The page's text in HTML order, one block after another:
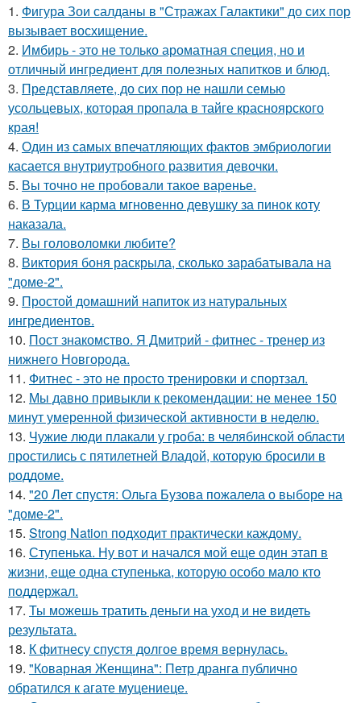
1. Фигура Зои салданы в "Стражах Галактики" до сих пор
вызывает восхищение.
2. Имбирь - это не только ароматная специя, но и
отличный ингредиент для полезных напитков и блюд.
3. Представляете, до сих пор не нашли семью
усольцевых, которая пропала в тайге красноярского
края!
4. Один из самых впечатляющих фактов эмбриологии
касается внутриутробного развития девочки.
5. Вы точно не пробовали такое варенье.
6. В Турции карма мгновенно девушку за пинок коту
наказала.
7. Вы головоломки любите?
8. Виктория боня раскрыла, сколько зарабатывала на
"доме-2".
9. Простой домашний напиток из натуральных
ингредиентов.
10. Пост знакомство. Я Дмитрий - фитнес - тренер из
нижнего Новгорода.
11. Фитнес - это не просто тренировки и спортзал.
12. Мы давно привыкли к рекомендации: не менее 150
минут умеренной физической активности в неделю.
13. Чужие люди плакали у гроба: в челябинской области
простились с пятилетней Владой, которую бросили в
роддоме.
14. "20 Лет спустя: Ольга Бузова пожалела о выборе на
"доме-2".
15. Strong Nation подходит практически каждому.
16. Ступенька. Ну вот и начался мой еще один этап в
жизни, еще одна ступенька, которую особо мало кто
поддержал.
17. Ты можешь тратить деньги на уход и не видеть
результата.
18. К фитнесу спустя долгое время вернулась.
19. "Коварная Женщина": Петр дранга публично
обратился к агате муцениеце.